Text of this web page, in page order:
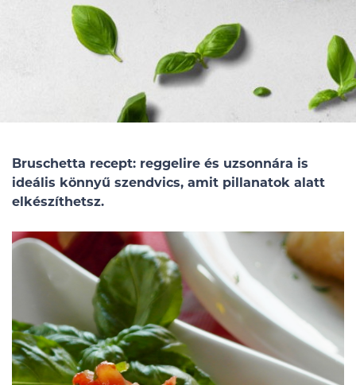
Bruschetta recept: reggelire és uzsonnára is
ideális könnyű szendvics, amit pillanatok alatt
elkészíthetsz.